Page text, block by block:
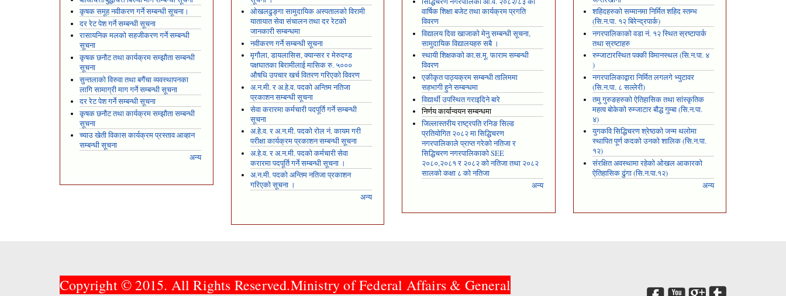
कृषक समूह नवीकरण गर्ने सम्बन्धी सूचना।
दर रेट पेश गर्ने सम्बन्धी सूचना
रासायनिक मलको सहजीकरण गर्ने सम्बन्धी
सूचना
कृषक छनौट तथा कार्यक्रम सम्झौता सम्बन्धी
सूचना
सुन्तलाको विरुवा तथा बगैंचा व्यवस्थापनका
लागि सामाग्री माग गर्ने सम्बन्धी सूचना
दर रेट पेश गर्ने सम्बन्धी सूचना
कृषक छनौट तथा कार्यक्रम सम्झौता सम्बन्धी
सूचना
च्याउ खेती विकास कार्यक्रम प्रस्ताव आव्हान
सम्बन्धी सूचना
अन्य
ओखलढुङ्गा सामुदायिक अस्पतालको विरामी
यातायात सेवा संचालन तथा दर रेटको
जानकारी सम्बन्धमा
नवीकरण गर्ने सम्बन्धी सूचना
मृगौला, डायलासिस, क्यान्सर र मेरुदण्ड
पक्षघातका बिरामीलाई मासिक रु. ५०००
औषधि उपचार खर्च वितरण गरिएको विवरण
अ.न.मी. र अ.हे.व. पदको अन्तिम नतिजा
प्रकाशन सम्बन्धी सूचना
सेवा करारमा कर्मचारी पदपूर्ति गर्ने सम्बन्धी
सूचना
अ.हे.व. र अ.न.मी. पदको रोल नं. कायम गरी
परीक्षा कार्यक्रम प्रकाशन सम्बन्धी सूचना
अ.हे.व. र अ.न.मी. पदको कर्मचारी सेवा
करारमा पदपूर्ति गर्ने सम्बन्धी सूचना ।
अ.न.मी. पदको अन्तिम नतिजा प्रकाशन
गरिएको सूचना ।
अन्य
वार्षिक शिक्षा बजेट तथा कार्यक्रम प्रगति
विवरण
विद्यालय दिवा खाजाको मेनु सम्बन्धी सूचना,
सामुदायिक विद्यालयहरु सबै ।
स्थायी शिक्षकको का.स.मू. फाराम सम्बन्धी
विवरण
एकीकृत पाठ्यक्रम सम्बन्धी तालिममा
सहभागी हुने सम्बन्धमा
विद्यार्थी उपस्थित गराइदिने बारे
निर्णय कार्यान्वयन सम्बन्धमा
जिल्लास्तरीय राष्ट्रपति रनिङ सिल्ड
प्रतियोगित २०८२ मा सिद्धिचरण
नगरपालिकाले प्राप्त गरेकाे नतिजा र
सिद्धिचरण नगरपालिकाको SEE
२०८०,२०८१ र २०८२ को नतिजा तथा २०८२
सालको कक्षा ८ को नतिजा
अन्य
शहिदहरुको सम्मानमा निर्मित शहिद स्तम्भ
(सि.न.पा. १२ बिरेन्द्रपार्क)
नगरपालिकाको वडा नं. १२ स्थित स्रष्टापार्क
तथा स्रष्टाहरु
रुम्जाटारस्थित पक्की विमानस्थल (सि.न.पा. ४
)
नगरपालिकाद्वारा निर्मित लगलगे भ्युटावर
(सि.न.पा. ८ सल्लेरी)
तमु गुरुङहरुको ऐतिहासिक तथा सांस्कृतिक
महत्व बोकेको रुम्जाटार बौद्ध गुम्बा (सि.न.पा.
४)
युगकवि सिद्धिचरण श्रेष्ठको जन्म थलोमा
स्थापित पूर्ण कदको उनको शालिक (सि.न.पा.
१२)
संरक्षित अवस्थामा रहेको ओखल आकारको
ऐतिहासिक ढुंगा (सि.न.पा.१२)
अन्य
Copyright © 2015. All Rights Reserved.Ministry of Federal Affairs & General